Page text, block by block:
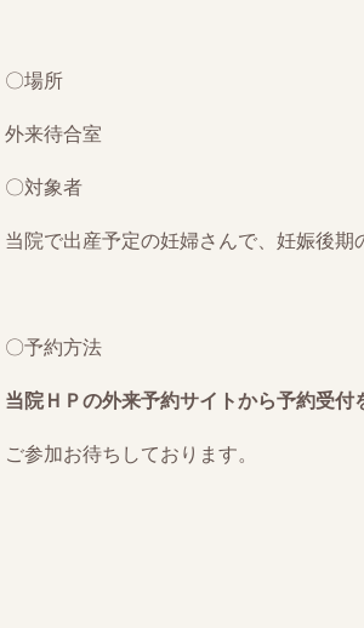
〇場所
外来待合室
〇対象者
当院で出産予定の妊婦さんで、妊娠後期
〇予約方法
当院ＨＰの外来予約サイトから予約受付
ご参加お待ちしております。